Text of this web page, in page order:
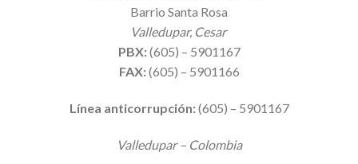
Barrio Santa Rosa
Valledupar, Cesar
PBX:(605) – 5901167
FAX:(605) – 5901166
Línea anticorrupción:(605) – 5901167
Valledupar – Colombia